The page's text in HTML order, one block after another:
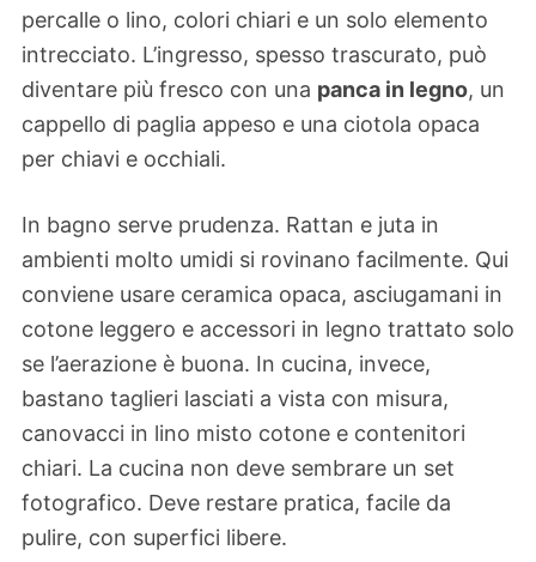
percalle o lino, colori chiari e un solo elemento
intrecciato. L’ingresso, spesso trascurato, può
diventare più fresco con una panca in legno, un
cappello di paglia appeso e una ciotola opaca
per chiavi e occhiali.
In bagno serve prudenza. Rattan e juta in
ambienti molto umidi si rovinano facilmente. Qui
conviene usare ceramica opaca, asciugamani in
cotone leggero e accessori in legno trattato solo
se l’aerazione è buona. In cucina, invece,
bastano taglieri lasciati a vista con misura,
canovacci in lino misto cotone e contenitori
chiari. La cucina non deve sembrare un set
fotografico. Deve restare pratica, facile da
pulire, con superfici libere.